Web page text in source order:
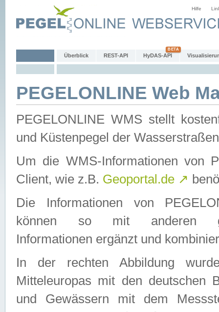
Hilfe
Überblick REST-API HyDAS-API
PEGELONLINE Web
PEGELONLINE WMS stellt
und Küstenpegel der
Um die WMS-Informationen von
Client, wie z.B. Geoportal.de ↗
Die Informationen von
können so mit anderen
Informationen ergänzt und
In der rechten Abbildung
Mitteleuropas mit den deutschen
und Gewässern mit dem